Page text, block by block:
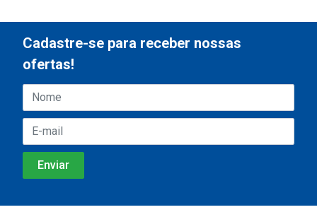
Cadastre-se para receber nossas
ofertas!